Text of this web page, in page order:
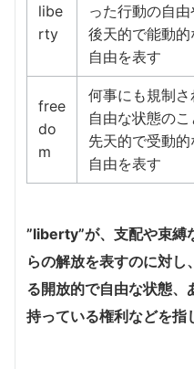
libe
rty
った行動の自
後天的で能動
自由を表す
free
do
m
何事にも規制
自由な状態のこ
先天的で受動
自由を表す
”liberty”が、支配や束縛
らの解放を表すのに対
る開放的で自由な状態、
持っている権利などを指